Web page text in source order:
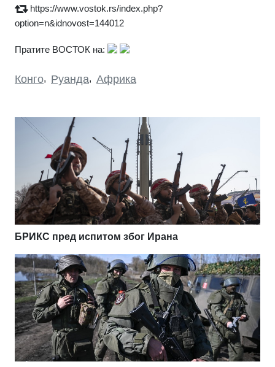
https://www.vostok.rs/index.php?
option=n&idnovost=144012
Пратите ВОСТОК на:
Конго, Руанда, Африка
БРИКС пред испитом због Ирана